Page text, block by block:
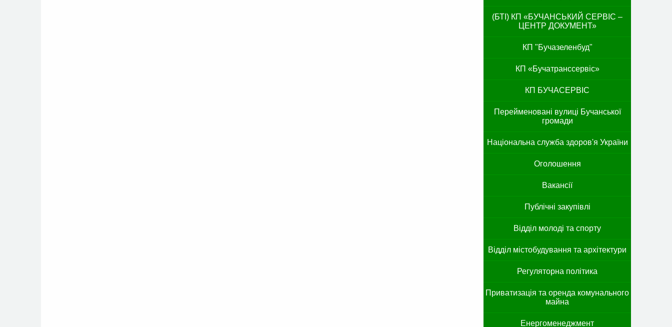
(БТІ) КП «БУЧАНСЬКИЙ СЕРВІС –
ЦЕНТР ДОКУМЕНТ»
КП "Бучазеленбуд"
КП «Бучатранссервіс»
КП БУЧАСЕРВІС
Перейменовані вулиці Бучанської
громади
Національна служба здоров'я України
Оголошення
Вакансії
Публічні закупівлі
Відділ молоді та спорту
Відділ містобудування та архітектури
Регуляторна політика
Приватизація та оренда комунального
майна
Енергоменеджмент